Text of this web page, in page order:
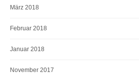
März 2018
Februar 2018
Januar 2018
November 2017